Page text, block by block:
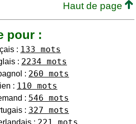
Haut de page
pour :
: 133 mots
: 2234 mots
: 260 mots
: 110 mots
: 546 mots
: 327 mots
: